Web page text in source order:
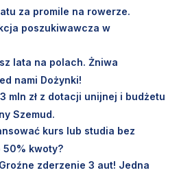
za promile na rowerze.
poszukiwawcza w
lata na polach. Żniwa
nami Dożynki!
mln zł z dotacji unijnej i budżetu
Szemud.
kurs lub studia bez
50% kwoty?
zderzenie 3 aut! Jedna